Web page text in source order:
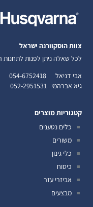
צוות הוסקוורנה ישראל
לכל שאלה ניתן לפנות לתחנות
אבי דניאל 054-6752418
גיא אברהמי 052-2951531
קטגוריות מוצרים
כלים נטענים
משורים
כלי גינון
כיסוח
אביזרי עזר
מבצעים